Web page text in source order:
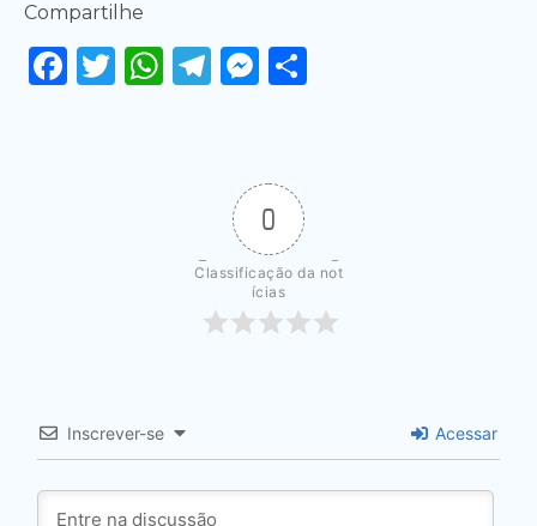
Compartilhe
Facebook
Twitter
WhatsApp
Telegram
Messenger
0
Classificação da not
ícias
Inscrever-se Acessar